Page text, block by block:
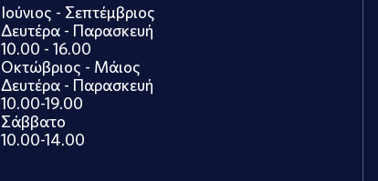
Ιούνιος - Σεπτέμβριος
Δευτέρα - Παρασκευή
10.00 - 16.00
Οκτώβριος - Μάιος
Δευτέρα - Παρασκευή
10.00-19.00
Σάββατο
10.00-14.00